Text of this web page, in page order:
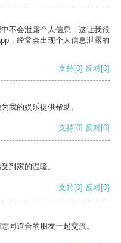
不会泄露个人信息，这让我很
，经常会出现个人信息泄露的
支持[0] 反对[0]
我的娱乐提供帮助。
支持[0] 反对[0]
到家的温暖。
支持[0] 反对[0]
同道合的朋友一起交流。